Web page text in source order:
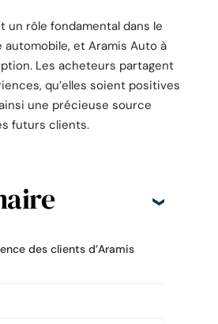
un rôle fondamental dans le
automobile, et Aramis Auto à
Les acheteurs partagent
qu’elles soient positives
une précieuse source
futurs clients.
des clients d’Aramis